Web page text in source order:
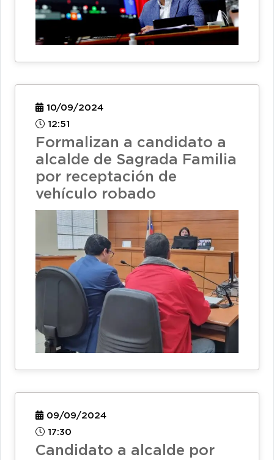
10/09/2024
12:51
Formalizan a candidato a
alcalde de Sagrada Familia
por receptación de
vehículo robado
09/09/2024
17:30
Candidato a alcalde por